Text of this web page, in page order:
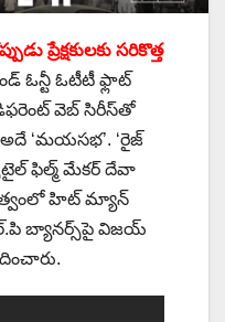
ప్రేక్షకులకు సరికొత్త
ఓన్టీ ఓటీటీ ఫ్లాట్
వెబ్ సిరీస్‌తో
‘మయసభ’. ‘రైజ్
ఫిల్మ్ మేకర్ దేవా
హిట్ మ్యాన్
బ్యానర్స్‌పై విజయ్